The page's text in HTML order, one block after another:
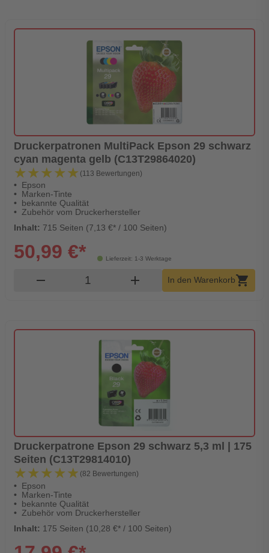
Druckerpatronen MultiPack Epson 29 schwarz
cyan magenta gelb (C13T29864020)
★★★★★
★★★★★ (113 Bewertungen)
Epson
Marken-Tinte
bekannte Qualität
Zubehör vom Druckerhersteller
Inhalt: 715 Seiten (7,13 €* / 100 Seiten)
Lieferzeit: 1-3 Werktage
50,99 €*
remove Produkt Warenkorb Menge
add In den Warenkorbshopping_cart
Druckerpatrone Epson 29 schwarz 5,3 ml | 175
Seiten (C13T29814010)
★★★★★
★★★★★ (82 Bewertungen)
Epson
Marken-Tinte
bekannte Qualität
Zubehör vom Druckerhersteller
Inhalt: 175 Seiten (10,28 €* / 100 Seiten)